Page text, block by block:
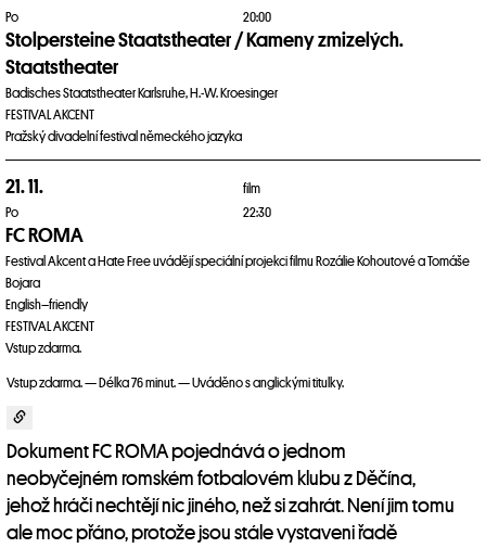
Po
20:00
Stolpersteine Staatstheater / Kameny zmizelých.
Staatstheater
Badisches Staatstheater Karlsruhe, H.-W. Kroesinger
FESTIVAL AKCENT
Pražský divadelní festival německého jazyka
21. 11.
Po
film
22:30
FC ROMA
Festival Akcent a Hate Free uvádějí speciální projekci filmu Rozálie Kohoutové a Tomáše
Bojara
English–friendly
FESTIVAL AKCENT
Vstup zdarma.
Vstup zdarma. — Délka 76 minut. — Uváděno s anglickými titulky.
Dokument FC ROMA pojednává o jednom
neobyčejném romském fotbalovém klubu z Děčína,
jehož hráči nechtějí nic jiného, než si zahrát. Není jim tomu
ale moc přáno, protože jsou stále vystaveni řadě